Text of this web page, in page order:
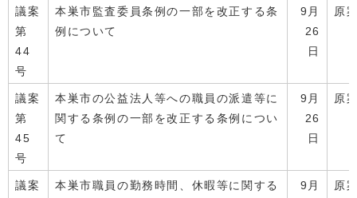
議案
第
44
号
本巣市監査委員条例の一部を改正する条
例について
9月
26
日
原
議案
第
45
号
本巣市の公益法人等への職員の派遣等に
関する条例の一部を改正する条例につい
て
9月
26
日
原
議案
本巣市職員の勤務時間、休暇等に関する
9月
原